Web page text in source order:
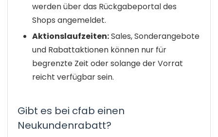
werden über das Rückgabeportal des
Shops angemeldet.
Aktionslaufzeiten:Sales, Sonderangebote
und Rabattaktionen können nur für
begrenzte Zeit oder solange der Vorrat
reicht verfügbar sein.
Gibt es bei cfab einen
Neukundenrabatt?